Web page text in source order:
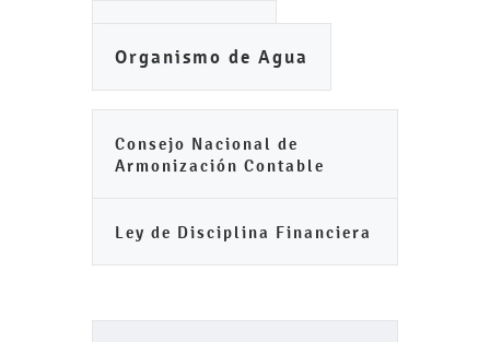
Organismo de Agua
Consejo Nacional de
Armonización Contable
Ley de Disciplina Financiera